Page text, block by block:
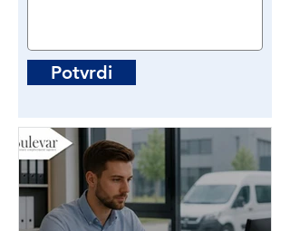
Potvrdi